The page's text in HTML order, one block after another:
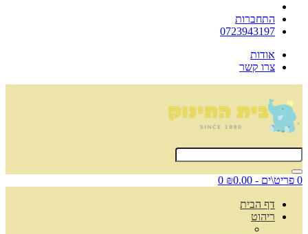
התחברות
0723943197
אודות
צרו קשר
0 פריט\ים - ₪0.00 0
דף הבית
ריהוט